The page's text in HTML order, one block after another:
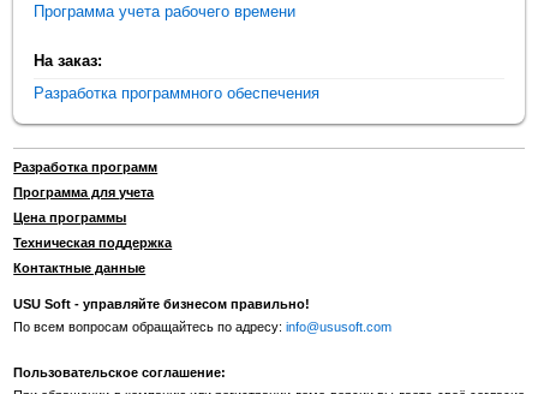
Программа учета рабочего времени
На заказ:
Разработка программного обеспечения
Разработка программ
Программа для учета
Цена программы
Техническая поддержка
Контактные данные
USU Soft - управляйте бизнесом правильно!
По всем вопросам обращайтесь по адресу:info@ususoft.com
Пользовательское соглашение: